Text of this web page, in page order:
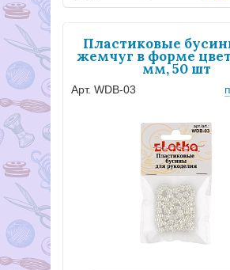
Пластиковые
жемчуг в форме
мм, 50 шт
Арт. WDB-03